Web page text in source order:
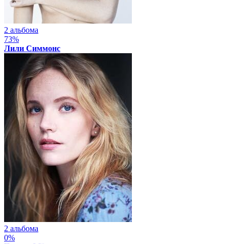
2 альбома
73%
Лили Симмонс
2 альбома
0%